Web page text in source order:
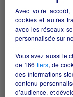
Avec votre accord,
cookies et autres
avec les réseaux
personnalisée sur
Vous avez aussi le
de 166 tiers, de
des informations
contenu
d’audience, et